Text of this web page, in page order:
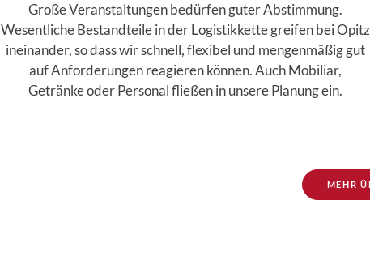
Große Veranstaltungen bedürfen guter Abstimmung.
Wesentliche Bestandteile in der Logistikkette greifen bei Opitz
ineinander, so dass wir schnell, flexibel und mengenmäßig gut
auf Anforderungen reagieren können. Auch Mobiliar,
Getränke oder Personal fließen in unsere Planung ein.
MEHR